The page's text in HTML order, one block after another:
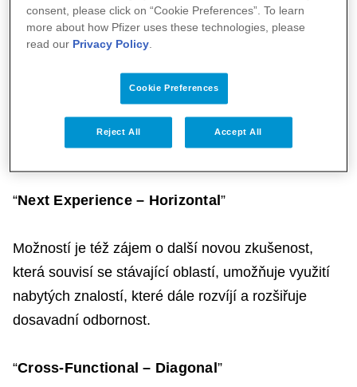
pracovních pozic a rolí.
Kolegyně a kolegové se mohou rozvíjet ve své
stávající roli a soustředit se na prohlubování nebo
získávání nových dovedností a znalostí.
“Next Experience – Horizontal ”
Možností je též zájem o další novou zkušenost,
která souvisí se stávající oblastí, umožňuje využití
nabytých znalostí, které dále rozvíjí a rozšiřuje
dosavadní odbornost.
“Cross-Functional – Diagonal ”
consent, please click on “Cookie Preferences”. To learn
more about how Pfizer uses these technologies, please
read our Privacy Policy.
Cookie Preferences
Reject All Accept All